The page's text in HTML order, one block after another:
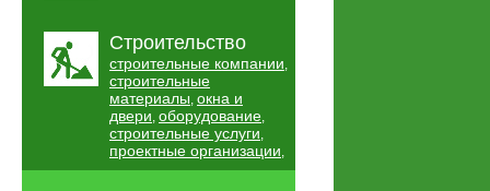
Строительство
строительные компании,
строительные
материалы, окна и
двери, оборудование,
строительные услуги,
проектные организации,